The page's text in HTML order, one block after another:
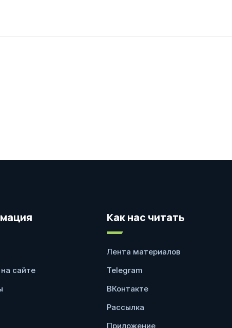
сайте
Как нас читать
Лента материалов
Telegram
ВКонтакте
Рассылка
Приложение